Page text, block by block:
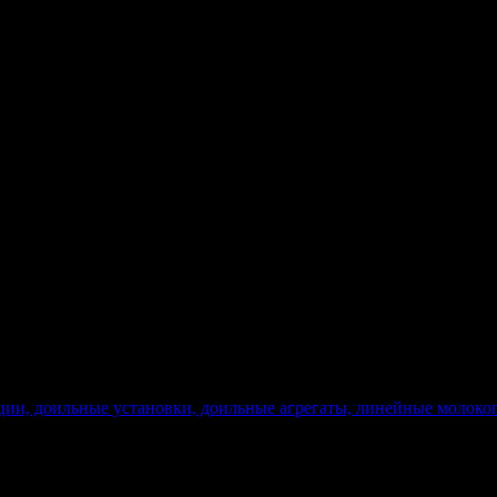
доильные установки, доильные агрегаты, линейные